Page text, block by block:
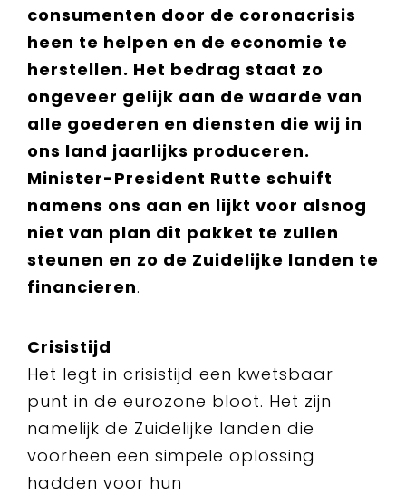
consumenten door de coronacrisis
heen te helpen en de economie te
herstellen. Het bedrag staat zo
ongeveer gelijk aan de waarde van
alle goederen en diensten die wij in
ons land jaarlijks produceren.
Minister-President Rutte schuift
namens ons aan en lijkt voor alsnog
niet van plan dit pakket te zullen
steunen en zo de Zuidelijke landen te
financieren.
Crisistijd
Het legt in crisistijd een kwetsbaar
punt in de eurozone bloot. Het zijn
namelijk de Zuidelijke landen die
voorheen een simpele oplossing
hadden voor hun